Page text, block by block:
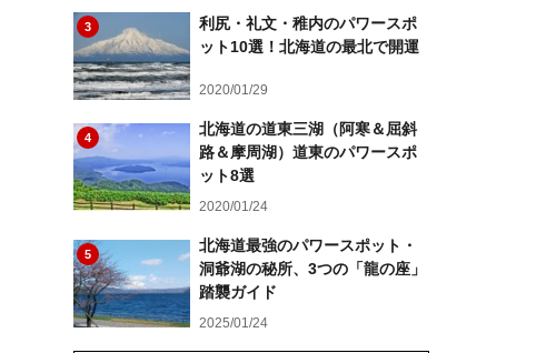
3
利尻・礼文・稚内のパワースポ
ット10選！北海道の最北で開運
2020/01/29
4
北海道の道東三湖（阿寒＆屈斜
路＆摩周湖）道東のパワースポ
ット8選
2020/01/24
5
北海道最強のパワースポット・
洞爺湖の秘所、3つの「龍の座」
踏襲ガイド
2025/01/24